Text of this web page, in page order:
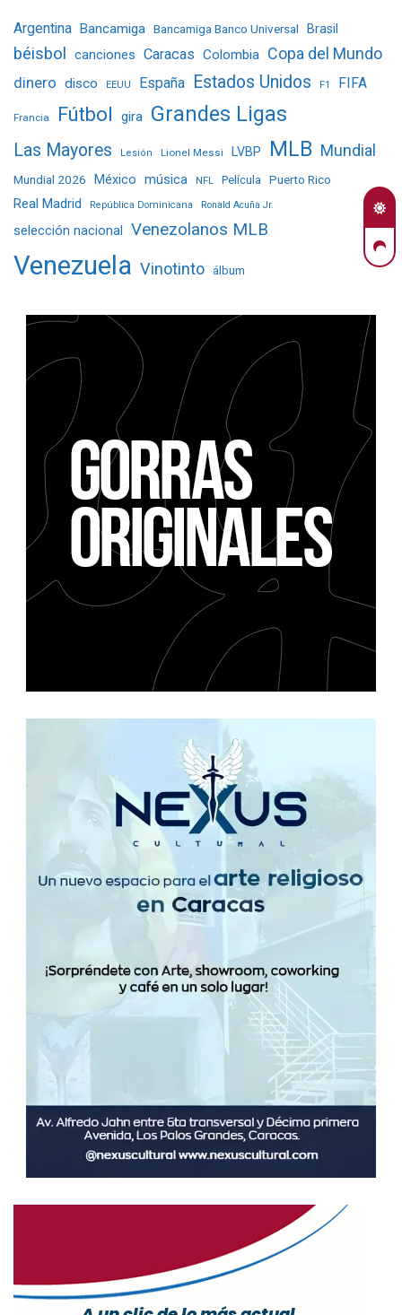
Argentina Bancamiga Bancamiga Banco Universal Brasil
béisbol canciones Caracas Colombia Copa del Mundo
dinero disco EEUU España Estados Unidos F1 FIFA
Francia Fútbol gira Grandes Ligas
Las Mayores Lesión Lionel Messi LVBP MLB Mundial
Mundial 2026 México música NFL Película Puerto Rico
Real Madrid República Dominicana Ronald Acuña Jr.
selección nacional Venezolanos MLB
Venezuela Vinotinto álbum